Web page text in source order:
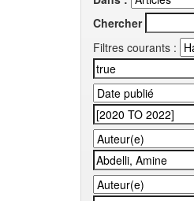
Chercher
Filtres courants :